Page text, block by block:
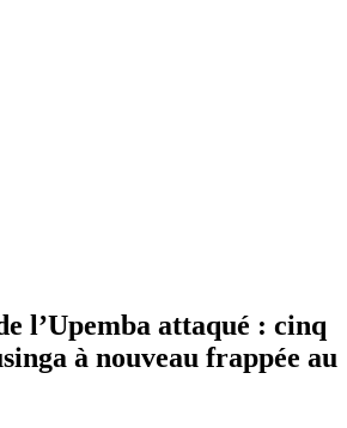
l’Upemba attaqué : cinq
à nouveau frappée au